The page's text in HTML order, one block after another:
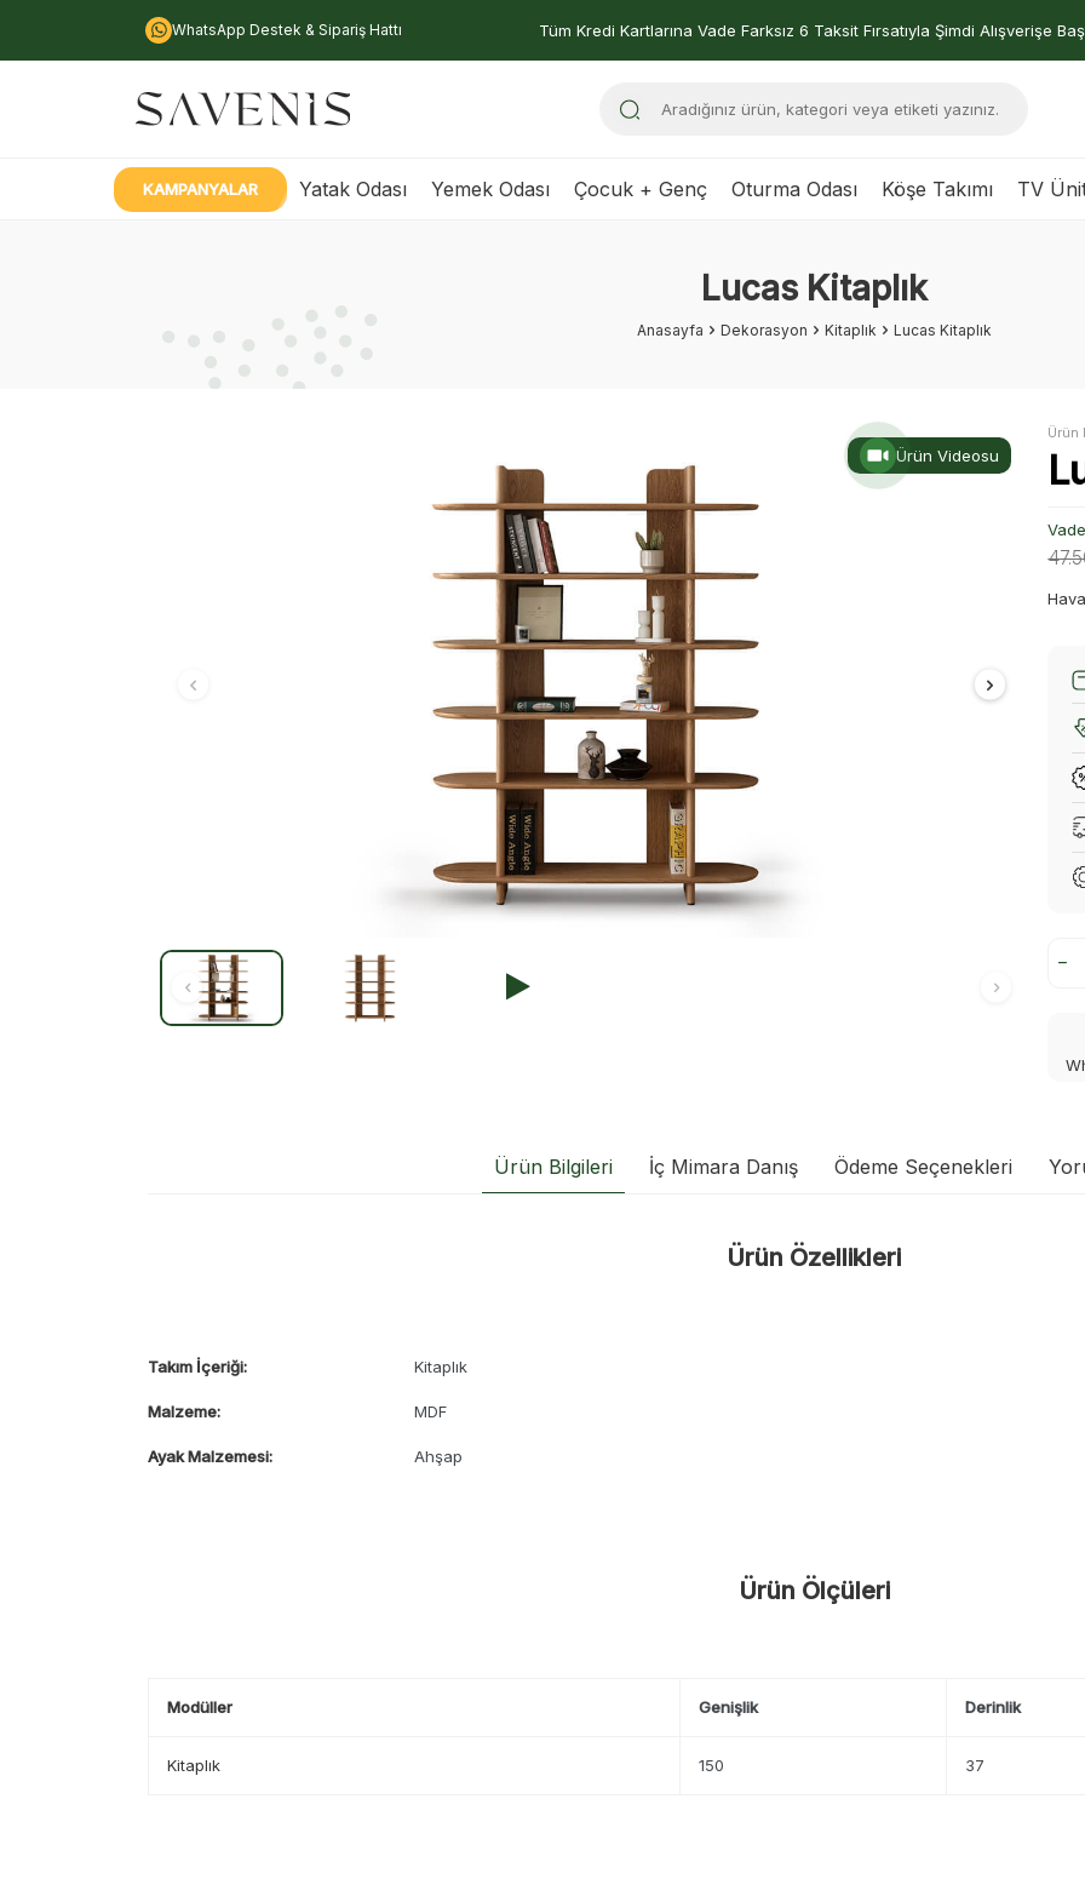
WhatsApp Destek & Sipariş Hattı Tüm Kredi Kartlarına Vade Farksız 6 Taksit Fırsatıyla Şimdi Alışverişe
KAMPANYALAR Yatak Odası Yemek Odası Çocuk + Genç Oturma Odası Köşe Takımı TV
Lucas Kitaplık
Anasayfa Dekorasyon Kitaplık Lucas Kitaplık
Ürün Videosu
Ürün
Ürün Bilgileri İç Mimara Danış Ödeme Seçenekleri
Ürün Özellikleri
Takım İçeriği: Kitaplık
Malzeme: MDF
Ayak Malzemesi: Ahşap
Ürün Ölçüleri
Modüller Genişlik Derinlik
Kitaplık 150 37